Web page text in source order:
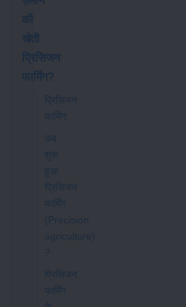
की
खेती
प्रिसिजन
फार्मिंग?
प्रिसिजन
फार्मिंग:
कब
शुरू
हुआ
प्रिसिजन
फार्मिंग
(Precision
agriculture)
?
प्रिसिजन
फार्मिंग